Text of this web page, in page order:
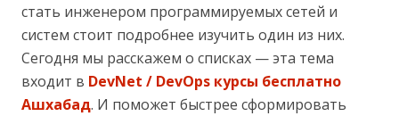
стать инженером программируемых сетей и
систем стоит подробнее изучить один из них.
Сегодня мы расскажем о списках — эта тема
входит в DevNet / DevOps курсы бесплатно
Ашхабад. И поможет быстрее сформировать